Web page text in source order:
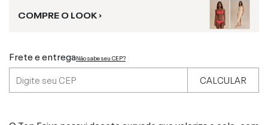
COMPRE O LOOK ›
Frete e entregaNão sabe seu CEP?
CALCULAR